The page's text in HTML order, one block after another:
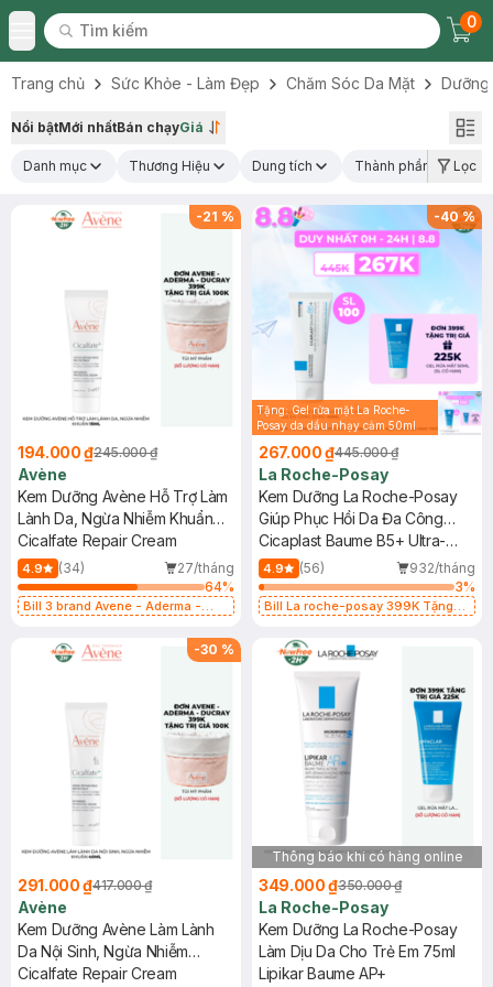
Toggle Menu
Tìm kiếm
Tìm kiếm
0
Trang chủ Sức Khỏe - Làm Đẹp Chăm Sóc Da Mặt Dưỡng
Nổi bậtMới nhấtBán chạyGiá
Danh mục Thương Hiệu Dung tích Thành phần nổi bật
Lọc
-21 %
194.000 ₫245.000 ₫
Avène
Kem Dưỡng Avène Hỗ Trợ Làm
Lành Da, Ngừa Nhiễm Khuẩn
15ml
Cicalfate Repair Cream
4.9 (34)
27/tháng
64%
Bill 3 brand Avene - Aderma -
phẩm trị giá 100k (SL có hạn)
-40%
Tặng: Gel rửa mặt La Roche-
Posay da dầu nhạy cảm 50ml
267.000 ₫445.000 ₫
La Roche-Posay
Kem Dưỡng La Roche-Posay
Giúp Phục Hồi Da Đa Công
Dụng 40ml
Cicaplast Baume B5+ Ultra-
Repairing Soothing Balm
4.9 (56)
932/tháng
3%
Bill La roche-posay 399K Tặng
(SL có hạn)
-30 %
291.000 ₫417.000 ₫
Avène
Kem Dưỡng Avène Làm Lành
Da Nội Sinh, Ngừa Nhiễm
Khuẩn 40ml
Cicalfate Repair Cream
Thông báo khi có hàng online
349.000 ₫350.000 ₫
La Roche-Posay
Kem Dưỡng La Roche-Posay
Làm Dịu Da Cho Trẻ Em 75ml
Lipikar Baume AP+